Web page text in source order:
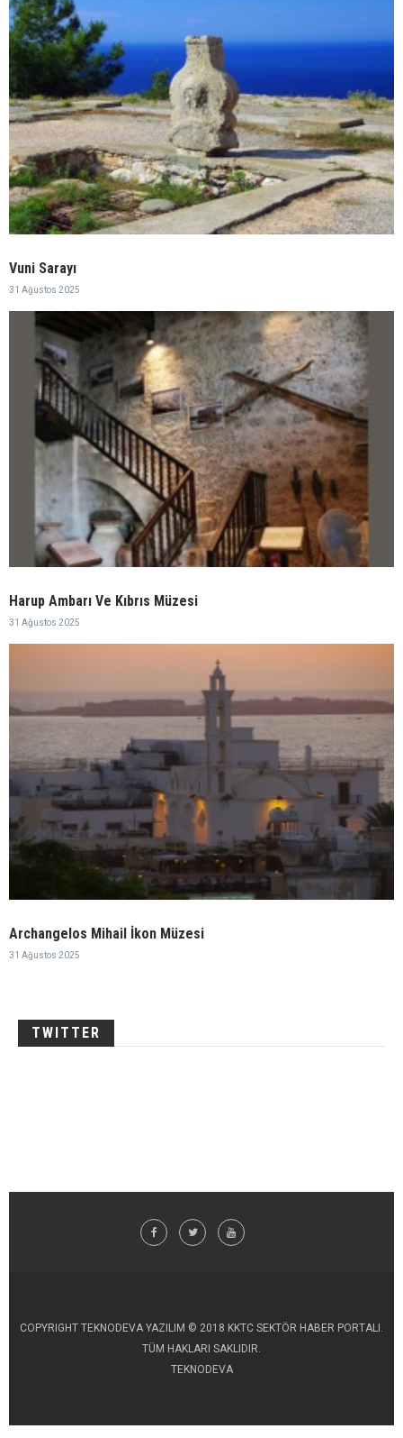
Vuni Sarayı
31 Ağustos 2025
Harup Ambarı Ve Kıbrıs Müzesi
31 Ağustos 2025
Archangelos Mihail İkon Müzesi
31 Ağustos 2025
TWITTER
COPYRIGHT TEKNODEVA YAZILIM © 2018 KKTC SEKTÖR HABER PORTALI.
TÜM HAKLARI SAKLIDIR.
TEKNODEVA